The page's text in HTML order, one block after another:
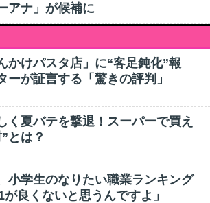
アナ」が候補に
かけパスタ店」に“客足鈍化”報
が証言する「驚きの評判」
く夏バテを撃退！スーパーで買え
とは？
小学生のなりたい職業ランキング
良くないと思うんですよ」